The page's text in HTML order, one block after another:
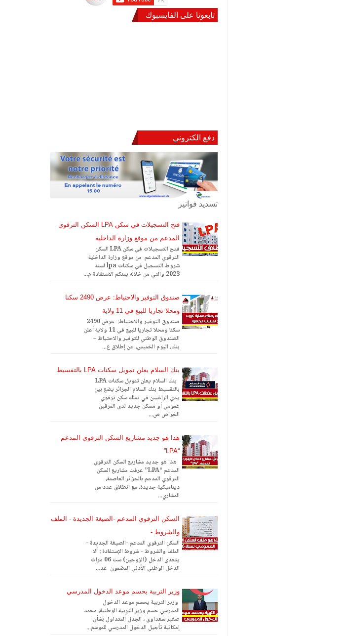
تابعونا على الفايسبوك
دفع الكتروني
تسديد فواتير
فتح التسجيلات في سكن LPA السكن الترقوي
المدعم من موقع وزارة الداخلية
فتح التسجيلات في سكن LPA السكن
الترقوي المدعم من موقع وزارة الداخلية
شروط التسجيل في سكنات lpa لسنة
2023 والتي من خلاله يمنكم الاستفادة م...
صندوق التوفير والاحتياط: عرض 2490 سكنا
ومحلا تجاريا للبيع في 11 ولاية
صندوق التوفير والاحتياط: عرض 2490
سكنا ومحلا تجاريا للبيع في 11 ولاية أعلن
الصندوق الوطني للتوفير والاحتياط –
بنك، اليوم الخميس، عن إطلاق ع...
بنك السلام يعلن تمويل سكنات LPA بالتقسيط
بنك السلام يعلن تمويل سكنات LPA
بالتقسيط بنك السلام الجزائر يضع بين
يدي الراغبين في تملك سكن ترقوي
عمومي أو مسكن جديد لدى المرقين
الخواص ص...
هذا هو جديد مشاريع السكن الترقوي المدعم
“LPA”
هذا هو جديد مشاريع السكن الترقوي
المدعم “LPA” عرفت مشاريع السكن
الترقوي المدعم بالجزائر العاصمة،
ديناميكية جديدة، مع انطلاق عدد من
المشاري...
السكن الترقوي المدعم -الصيغة الجديدة - الملف
والشروط -
السكن الترقوي المدعم -الصيغة الجديدة -
الملف والشروط - شروط الإستفادة : ألا
يتعدى الدخل (الزوجين) ست 06 مرات
الدخل الوطني الأدنى المضمون عد...
وزير التربية يحسم موعد الدخول المدرسي
وزير التربية يحسم موعد الدخول
المدرسي حسم وزير التربية الوطنية، محمد
صغير سعداوي ، الجدل المتداول بشأن
إمكانية تأجيل الدخول المدرسي للموسم...